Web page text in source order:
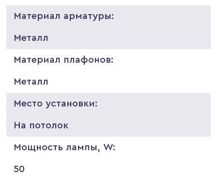
Материал арматуры:
Металл
Материал плафонов:
Металл
Место установки:
На потолок
Мощность лампы, W:
50